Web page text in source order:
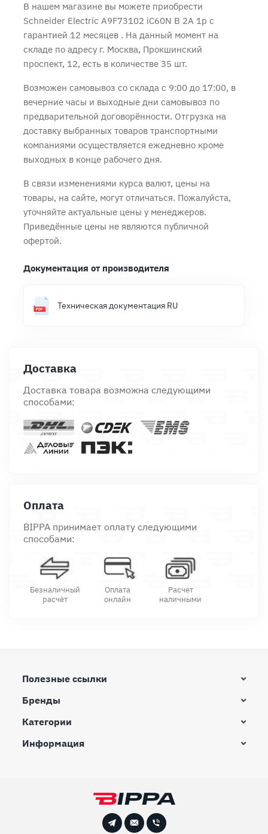
В нашем магазине вы можете приобрести
Schneider Electric A9F73102 iC60N B 2A 1p с
гарантией 12 месяцев . На данный момент на
складе по адресу г. Москва, Прокшинский
проспект, 12, есть в количестве 35 шт.
Возможен самовывоз со склада с 9:00 до 17:00, в
вечерние часы и выходные дни самовывоз по
предварительной договорённости. Отгрузка на
доставку выбранных товаров транспортными
компаниями осуществляется ежедневно кроме
выходных в конце рабочего дня.
В связи изменениями курса валют, цены на
товары, на сайте, могут отличаться. Пожалуйста,
уточняйте актуальные цены у менеджеров.
Приведённые цены не являются публичной
офертой.
Документация от производителя
Техническая документация RU
Доставка
Доставка товара возможна следующими
способами:
Оплата
BIPPA принимает оплату следующими
способами:
Безналичный
расчёт
Оплата
онлайн
Расчет
наличными
Полезные ссылки
Бренды
Категории
Информация